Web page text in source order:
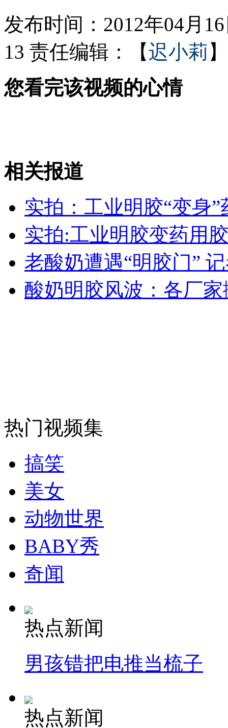
范冰冰招员工 一天500人应聘
沈阳区长集体开微博 家中有事就@
山西运城恶犬咬伤多人 警民合力深夜将其击毙
女孩北京地铁殴打老人 痛下狠手拳打脚踢
无痛分娩是否安全 医生回应
外交部：反对强权政治霸凌主义
走！跟着总书记去植树
消防员救轻生者
纽约上演“枕头大战”
司机酒驾遇交警 急速倒车逃窜
发布时间：2012年04月
13 责任编辑：【迟小莉 】
您看完该视频的心情
相关报道
实拍：工业明胶“变身”
实拍:工业明胶变药用
老酸奶遭遇“明胶门”
酸奶明胶风波：各厂
热门视频集
搞笑
美女
动物世界
BABY秀
奇闻
热点新闻
男孩错把电推当梳子
热点新闻